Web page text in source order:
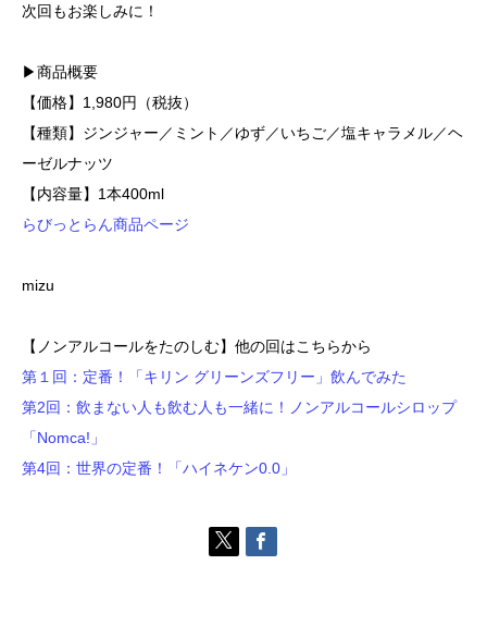
次回もお楽しみに！
▶商品概要
【価格】1,980円（税抜）
【種類】ジンジャー／ミント／ゆず／いちご／塩キャラメル／ヘ
ーゼルナッツ
【内容量】1本400ml
らびっとらん商品ページ
mizu
【ノンアルコールをたのしむ】他の回はこちらから
第１回：定番！「キリン グリーンズフリー」飲んでみた
第2回：飲まない人も飲む人も一緒に！ノンアルコールシロップ
「Nomca!」
第4回：世界の定番！「ハイネケン0.0」